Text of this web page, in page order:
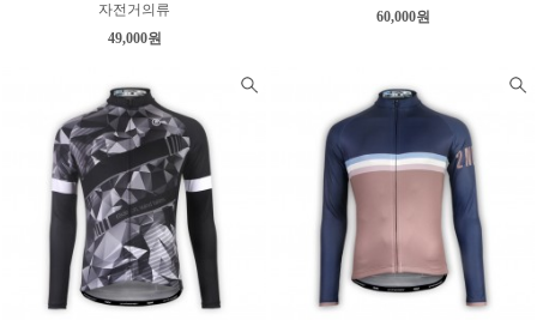
자전거의류
49,000원
60,000원